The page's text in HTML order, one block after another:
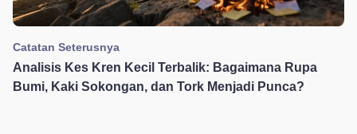
Catatan Seterusnya
Analisis Kes Kren Kecil Terbalik: Bagaimana Rupa
Bumi, Kaki Sokongan, dan Tork Menjadi Punca?